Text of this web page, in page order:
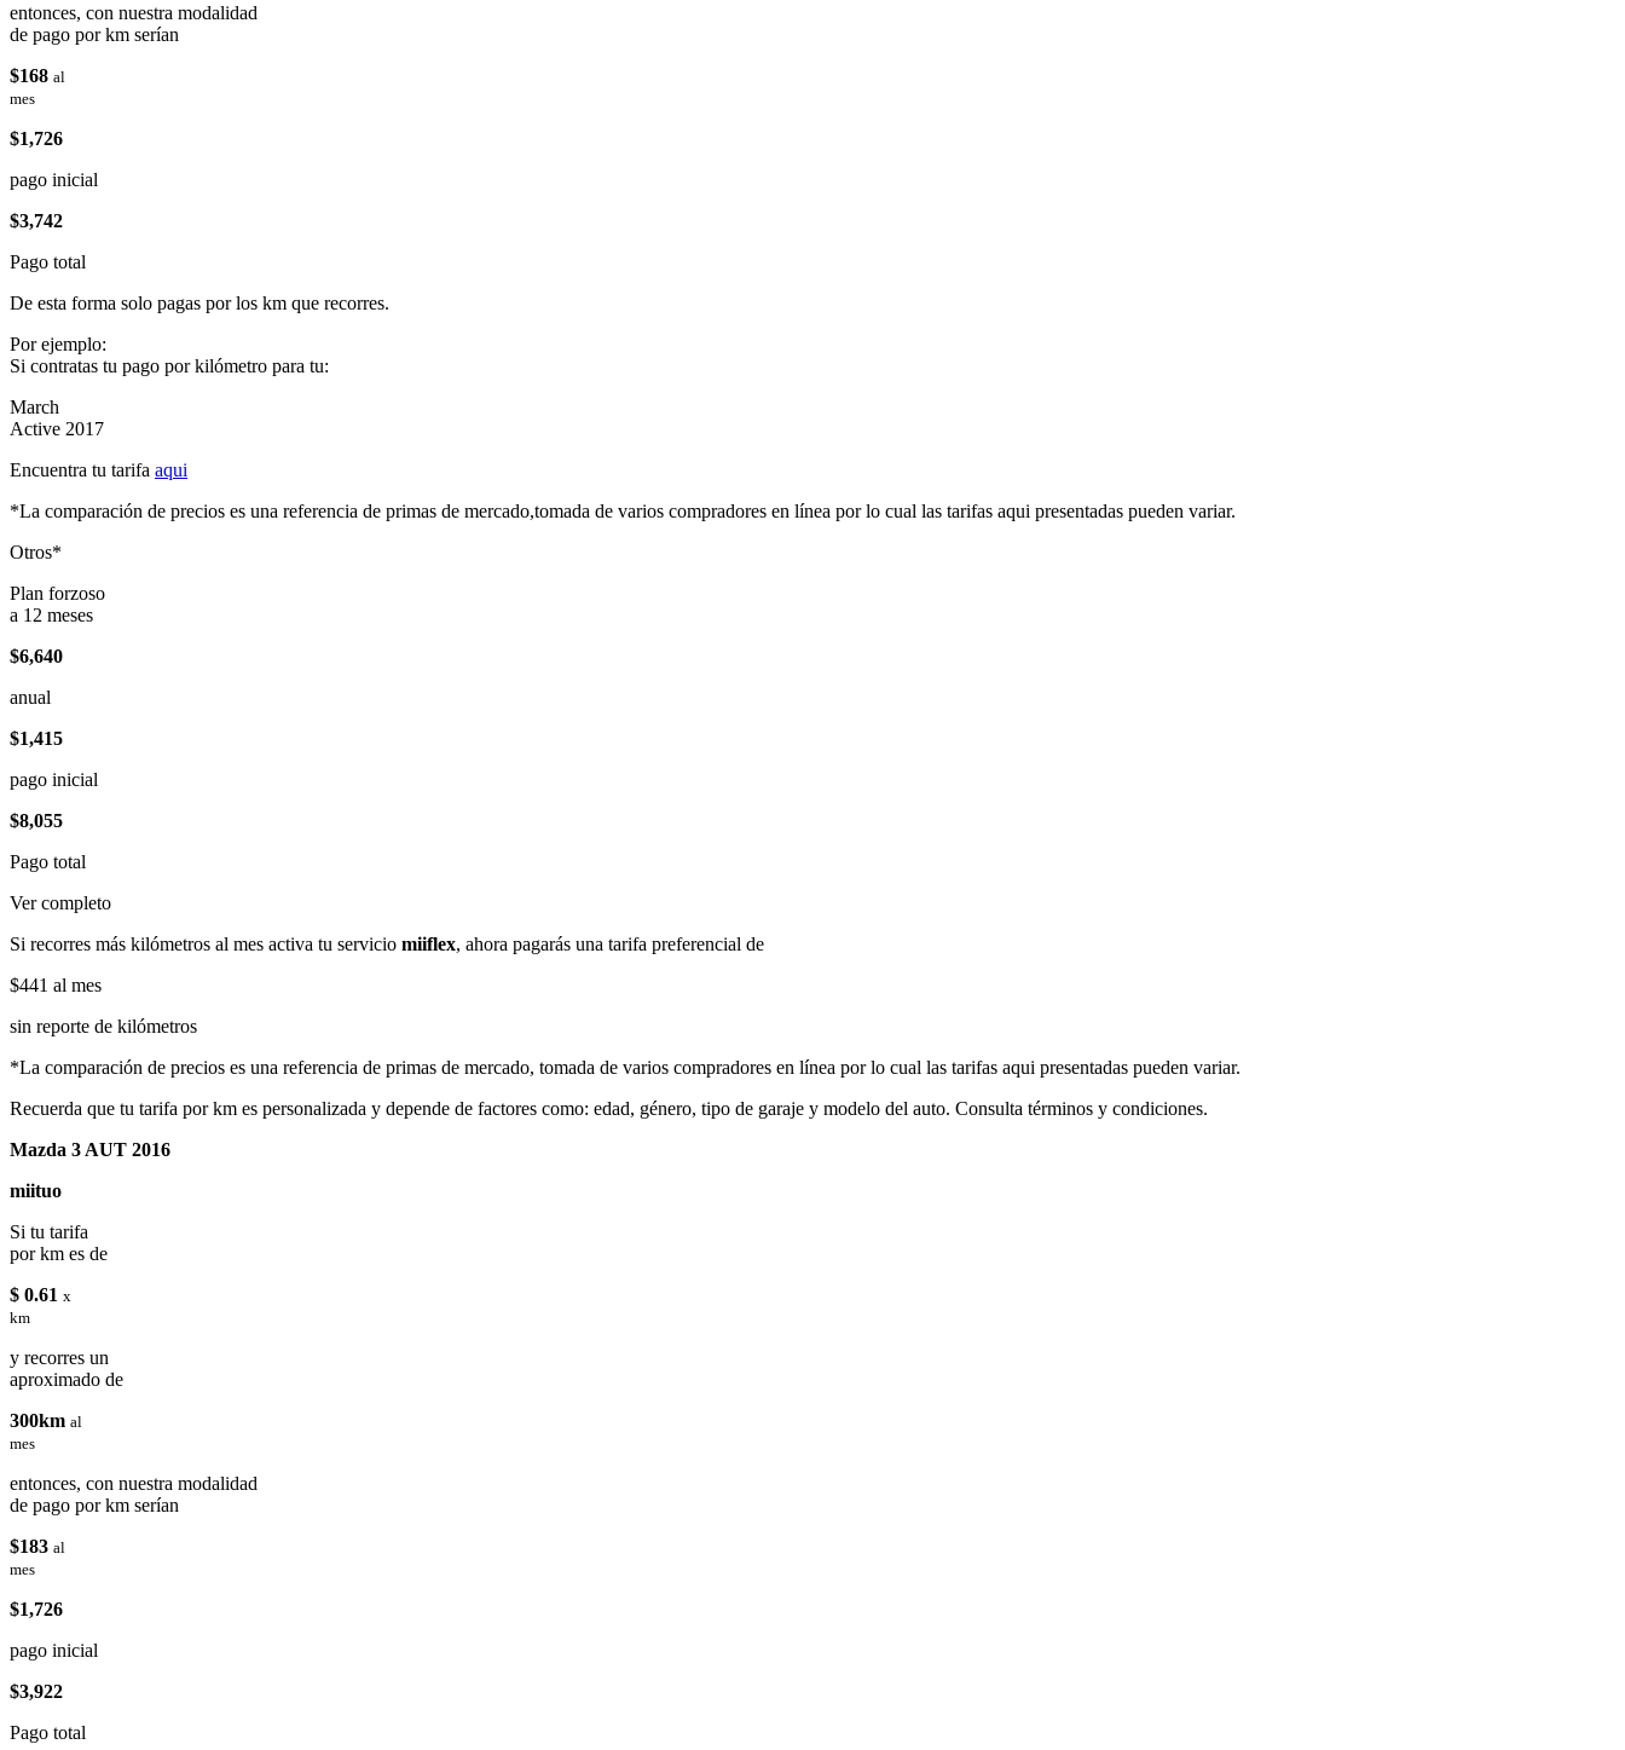
entonces, con nuestra modalidad
de pago por km serían
$168 al
mes
$1,726
pago inicial
$3,742
Pago total
De esta forma solo pagas por los km que recorres.
Por ejemplo:
Si contratas tu pago por kilómetro para tu:
March
Active 2017
Encuentra tu tarifa aqui
*La comparación de precios es una referencia de primas de mercado,tomada de varios compradores en línea por lo cual las tarifas aqui presentadas pueden variar.
Otros*
Plan forzoso
a 12 meses
$6,640
anual
$1,415
pago inicial
$8,055
Pago total
Ver completo
Si recorres más kilómetros al mes activa tu servicio miiflex, ahora pagarás una tarifa preferencial de
$441 al mes
sin reporte de kilómetros
*La comparación de precios es una referencia de primas de mercado, tomada de varios compradores en línea por lo cual las tarifas aqui presentadas pueden variar.
Recuerda que tu tarifa por km es personalizada y depende de factores como: edad, género, tipo de garaje y modelo del auto. Consulta términos y condiciones.
Mazda 3 AUT 2016
miituo
Si tu tarifa
por km es de
$ 0.61 x
km
y recorres un
aproximado de
300km al
mes
entonces, con nuestra modalidad
de pago por km serían
$183 al
mes
$1,726
pago inicial
$3,922
Pago total